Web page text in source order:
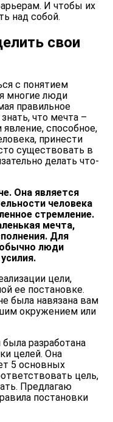
И чтобы их
над собой.
свои
с понятием
многие люди
правильное
что мечта –
способное,
принести
существовать в
делать что-
Она является
человека
стремление.
мечта,
Для
люди
цели,
ее постановке.
была навязана вам
окружением или
разработана
целей. Она
5 основных
цель,
Предлагаю
постановки